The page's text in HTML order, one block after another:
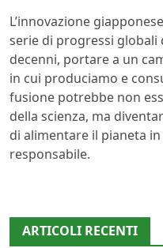
L’innovazione
serie di progressi
decenni, portare a un
in cui produciamo e
fusione potrebbe non
della scienza, ma
di alimentare il pianeta
responsabile.
ARTICOLI RECENTI